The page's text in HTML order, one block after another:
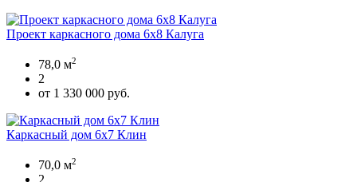
Проект каркасного дома 6х8 Калуга
78,0 м2
2
от 1 330 000 руб.
Каркасный дом 6х7 Клин
70,0 м2